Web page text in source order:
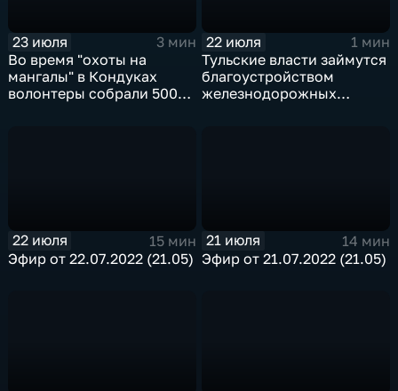
23 июля
3 мин
Во время "охоты на
мангалы" в Кондуках
волонтеры собрали 500
22 июля
1 мин
Тульские власти займутся
благоустройством
железнодорожных
22 июля
15 мин
Эфир от 22.07.2022 (21.05)
21 июля
14 мин
Эфир от 21.07.2022 (21.05)